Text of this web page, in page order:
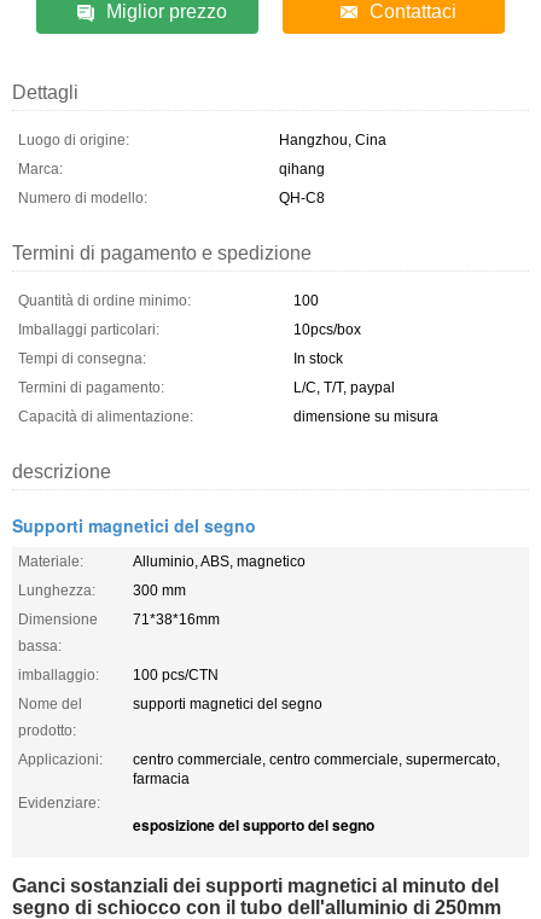
Miglior prezzo Contattaci
Dettagli
Luogo di origine:
Hangzhou, Cina
Marca:
qihang
Numero di modello:
QH-C8
Termini di pagamento e spedizione
Quantità di ordine minimo:
100
Imballaggi particolari:
10pcs/box
Tempi di consegna:
In stock
Termini di pagamento:
L/C, T/T, paypal
Capacità di alimentazione:
dimensione su misura
descrizione
Supporti magnetici del segno
Materiale:
Alluminio, ABS, magnetico
Lunghezza:
300 mm
Dimensione
bassa:
71*38*16mm
imballaggio:
100 pcs/CTN
Nome del
prodotto:
supporti magnetici del segno
Applicazioni:
centro commerciale, centro commerciale, supermercato,
farmacia
Evidenziare:
esposizione del supporto del segno
Ganci sostanziali dei supporti magnetici al minuto del
segno di schiocco con il tubo dell'alluminio di 250mm